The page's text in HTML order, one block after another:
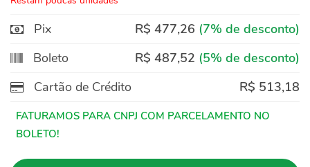
Pix R$ 477,26 (7% de desconto)
Boleto
R$ 487,52 (5% de desconto)
Cartão de Crédito
R$ 513,18